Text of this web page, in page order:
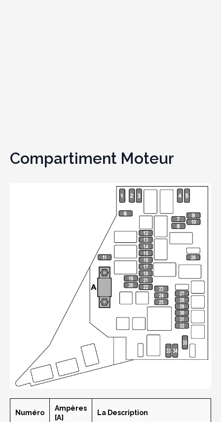
Compartiment Moteur
Numéro
Ampères
[A]
La Description